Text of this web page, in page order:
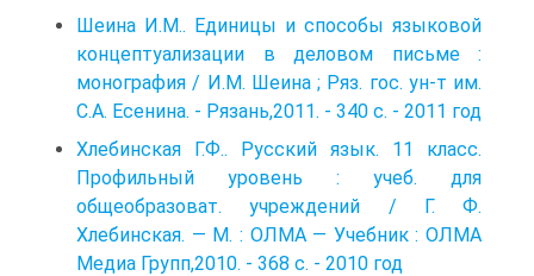
Шеина И.М.. Единицы и способы языковой
концептуализации в деловом письме :
монография / И.М. Шеина ; Ряз. гос. ун-т им.
С.А. Есенина. - Рязань,2011. - 340 с. - 2011 год
Хлебинская Г.Ф.. Русский язык. 11 класс.
Профильный уровень : учеб. для
общеобразоват. учреждений / Г. Ф.
Хлебинская. — М. : ОЛМА — Учебник : ОЛМА
Медиа Групп,2010. - 368 с. - 2010 год